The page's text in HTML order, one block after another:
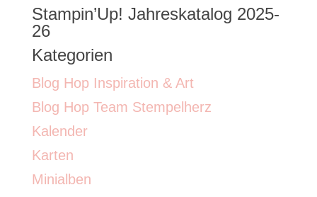
Stampin’Up! Jahreskatalog 2025-
26
Kategorien
Blog Hop Inspiration & Art
Blog Hop Team Stempelherz
Kalender
Karten
Minialben